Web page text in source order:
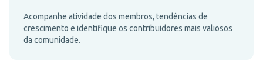
Acompanhe atividade dos membros, tendências de
crescimento e identifique os contribuidores mais valiosos
da comunidade.